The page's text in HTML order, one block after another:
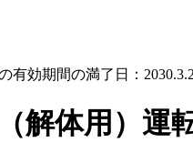
有効期間の満了日：
解体用）運